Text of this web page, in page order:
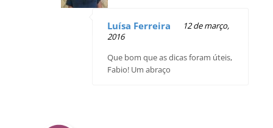
Luísa Ferreira
12 de março,
2016
Que bom que as dicas foram úteis,
Fabio! Um abraço